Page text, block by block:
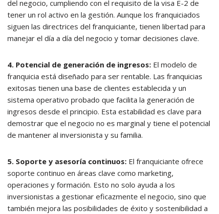
del negocio, cumpliendo con el requisito de la visa E-2 de
tener un rol activo en la gestión. Aunque los franquiciados
siguen las directrices del franquiciante, tienen libertad para
manejar el día a día del negocio y tomar decisiones clave.
4. Potencial de generación de ingresos: El modelo de
franquicia está diseñado para ser rentable. Las franquicias
exitosas tienen una base de clientes establecida y un
sistema operativo probado que facilita la generación de
ingresos desde el principio. Esta estabilidad es clave para
demostrar que el negocio no es marginal y tiene el potencial
de mantener al inversionista y su familia.
5. Soporte y asesoría continuos: El franquiciante ofrece
soporte continuo en áreas clave como marketing,
operaciones y formación. Esto no solo ayuda a los
inversionistas a gestionar eficazmente el negocio, sino que
también mejora las posibilidades de éxito y sostenibilidad a